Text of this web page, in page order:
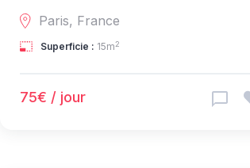
Paris, France
Superficie : 15m2
75€ / jour